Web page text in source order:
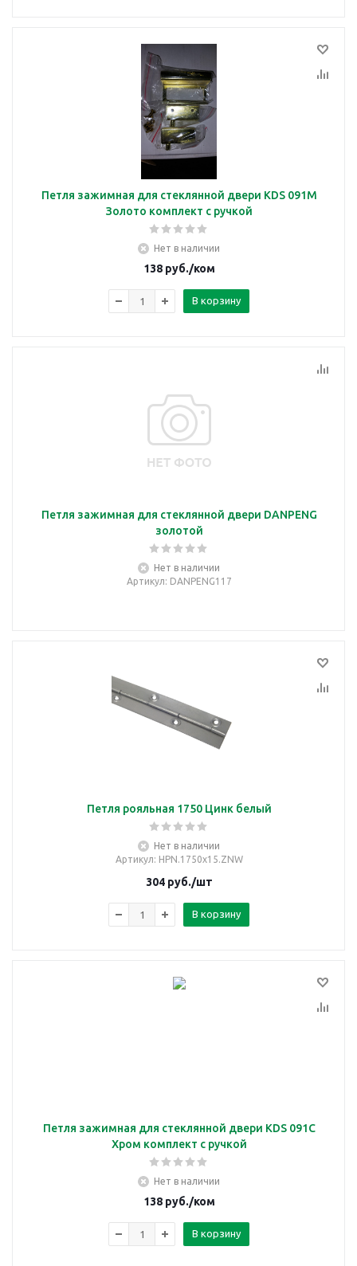
Петля зажимная для стеклянной двери KDS 091М
Золото комплект с ручкой
Нет в наличии
138руб./ком
В корзину
Петля зажимная для стеклянной двери DANPENG
золотой
Нет в наличии
Артикул: DANPENG117
Петля рояльная 1750 Цинк белый
Нет в наличии
Артикул: HPN.1750x15.ZNW
304руб./шт
В корзину
Петля зажимная для стеклянной двери KDS 091С
Хром комплект с ручкой
Нет в наличии
138руб./ком
В корзину